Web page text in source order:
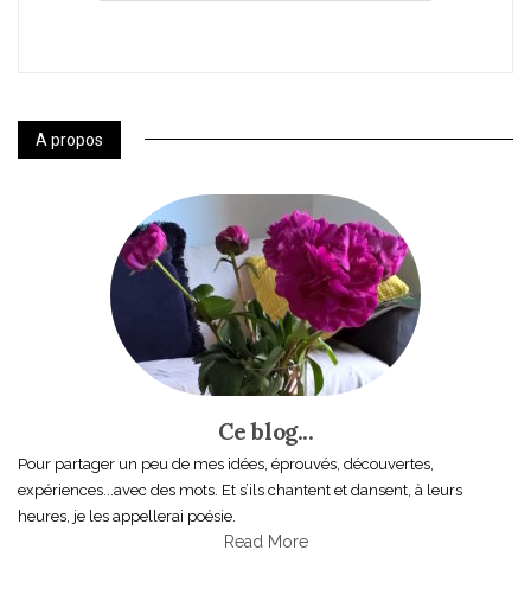
A propos
Ce blog...
Pour partager un peu de mes idées, éprouvés, découvertes,
expériences...avec des mots. Et s’ils chantent et dansent, à leurs
heures, je les appellerai poésie.
Read More